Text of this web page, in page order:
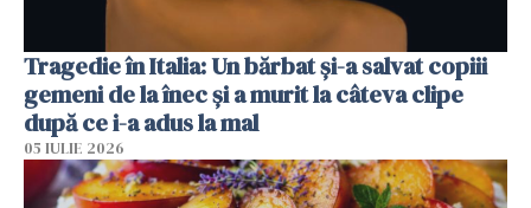
Tragedie în Italia: Un bărbat și-a salvat copiii
gemeni de la înec și a murit la câteva clipe
după ce i-a adus la mal
05 IULIE 2026